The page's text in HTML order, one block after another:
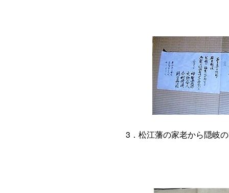
3．松江藩の家老から隠岐